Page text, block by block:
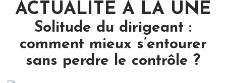
ACTUALITÉ À LA UNE
Solitude du dirigeant :
comment mieux s’entourer
sans perdre le contrôle ?